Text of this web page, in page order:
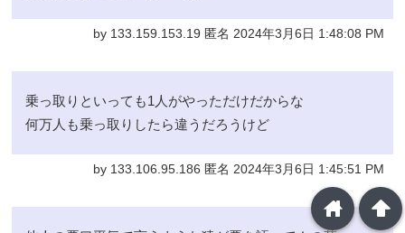
by 133.159.153.19 匿名 2024年3月6日 1:48:08 PM
乗っ取りといっても1人がやっただけだからな
何万人も乗っ取りしたら違うだろうけど
by 133.106.95.186 匿名 2024年3月6日 1:45:51 PM
arrowup
home